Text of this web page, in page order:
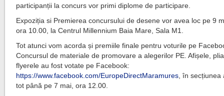
participanții la concurs vor primi diplome de participare.
Expoziția si Premierea concursului de desene vor avea loc pe 9
ora 10.00, la Centrul Millennium Baia Mare, Sala M1.
Tot atunci vom acorda și premiile finale pentru voturile pe
Concursul de materiale de promovare a alegerilor PE. Afișele,
flyerele au fost votate pe Facebook:
https://www.facebook.com/EuropeDirectMaramures , în
tot până pe 7 mai, ora 12.00.